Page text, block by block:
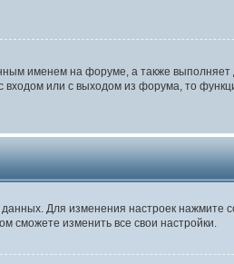
именем на форуме, а также выполняет
или с выходом из форума, то
Для изменения настроек нажмите
сможете изменить все свои настройки.